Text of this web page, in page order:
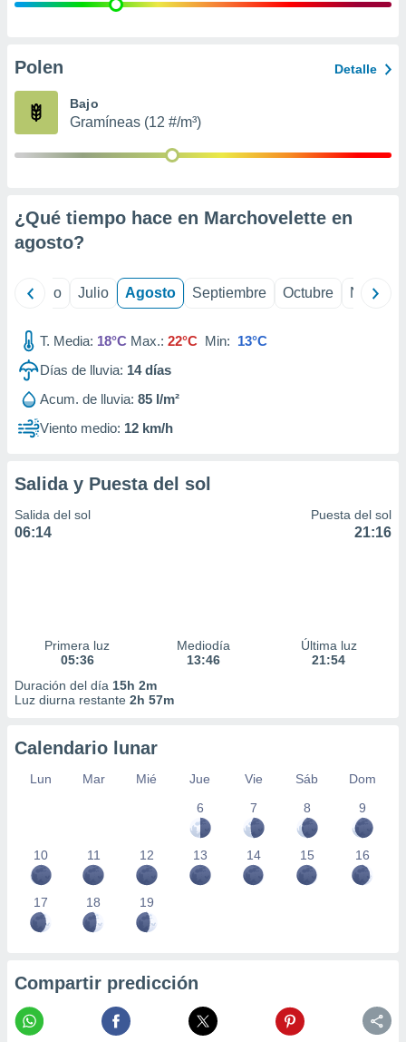
e
publicidad
Polen Detalle
Bajo
Gramíneas (12 #/m³)
¿Qué tiempo hace en Marchovelette en
agosto?
Junio Julio Agosto Septiembre Octubre
T. Media: 18°C Max.: 22°C Min: 13°C
Días de lluvia: 14días
Acum. de lluvia: 85 l/m²
Viento medio: 12 km/h
Salida y Puesta del sol
Salida del sol
06:14
Puesta del sol
21:16
Primera luz
05:36
Mediodía
13:46
Última luz
21:54
Duración del día 15h 2m
Luz diurna restante 2h 57m
Calendario lunar
Lun Mar Mié Jue Vie Sáb
Dom
6
7 8 9
10 11 12 13 14 15 16
17 18 19
Compartir predicción